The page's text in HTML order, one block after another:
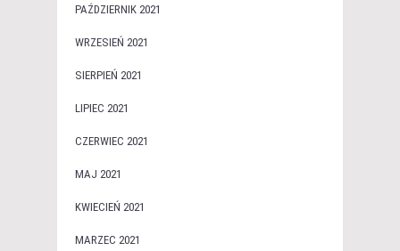
PAŹDZIERNIK 2021
WRZESIEŃ 2021
SIERPIEŃ 2021
LIPIEC 2021
CZERWIEC 2021
MAJ 2021
KWIECIEŃ 2021
MARZEC 2021